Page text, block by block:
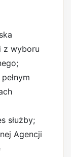
z wyboru
służby;
Agencji